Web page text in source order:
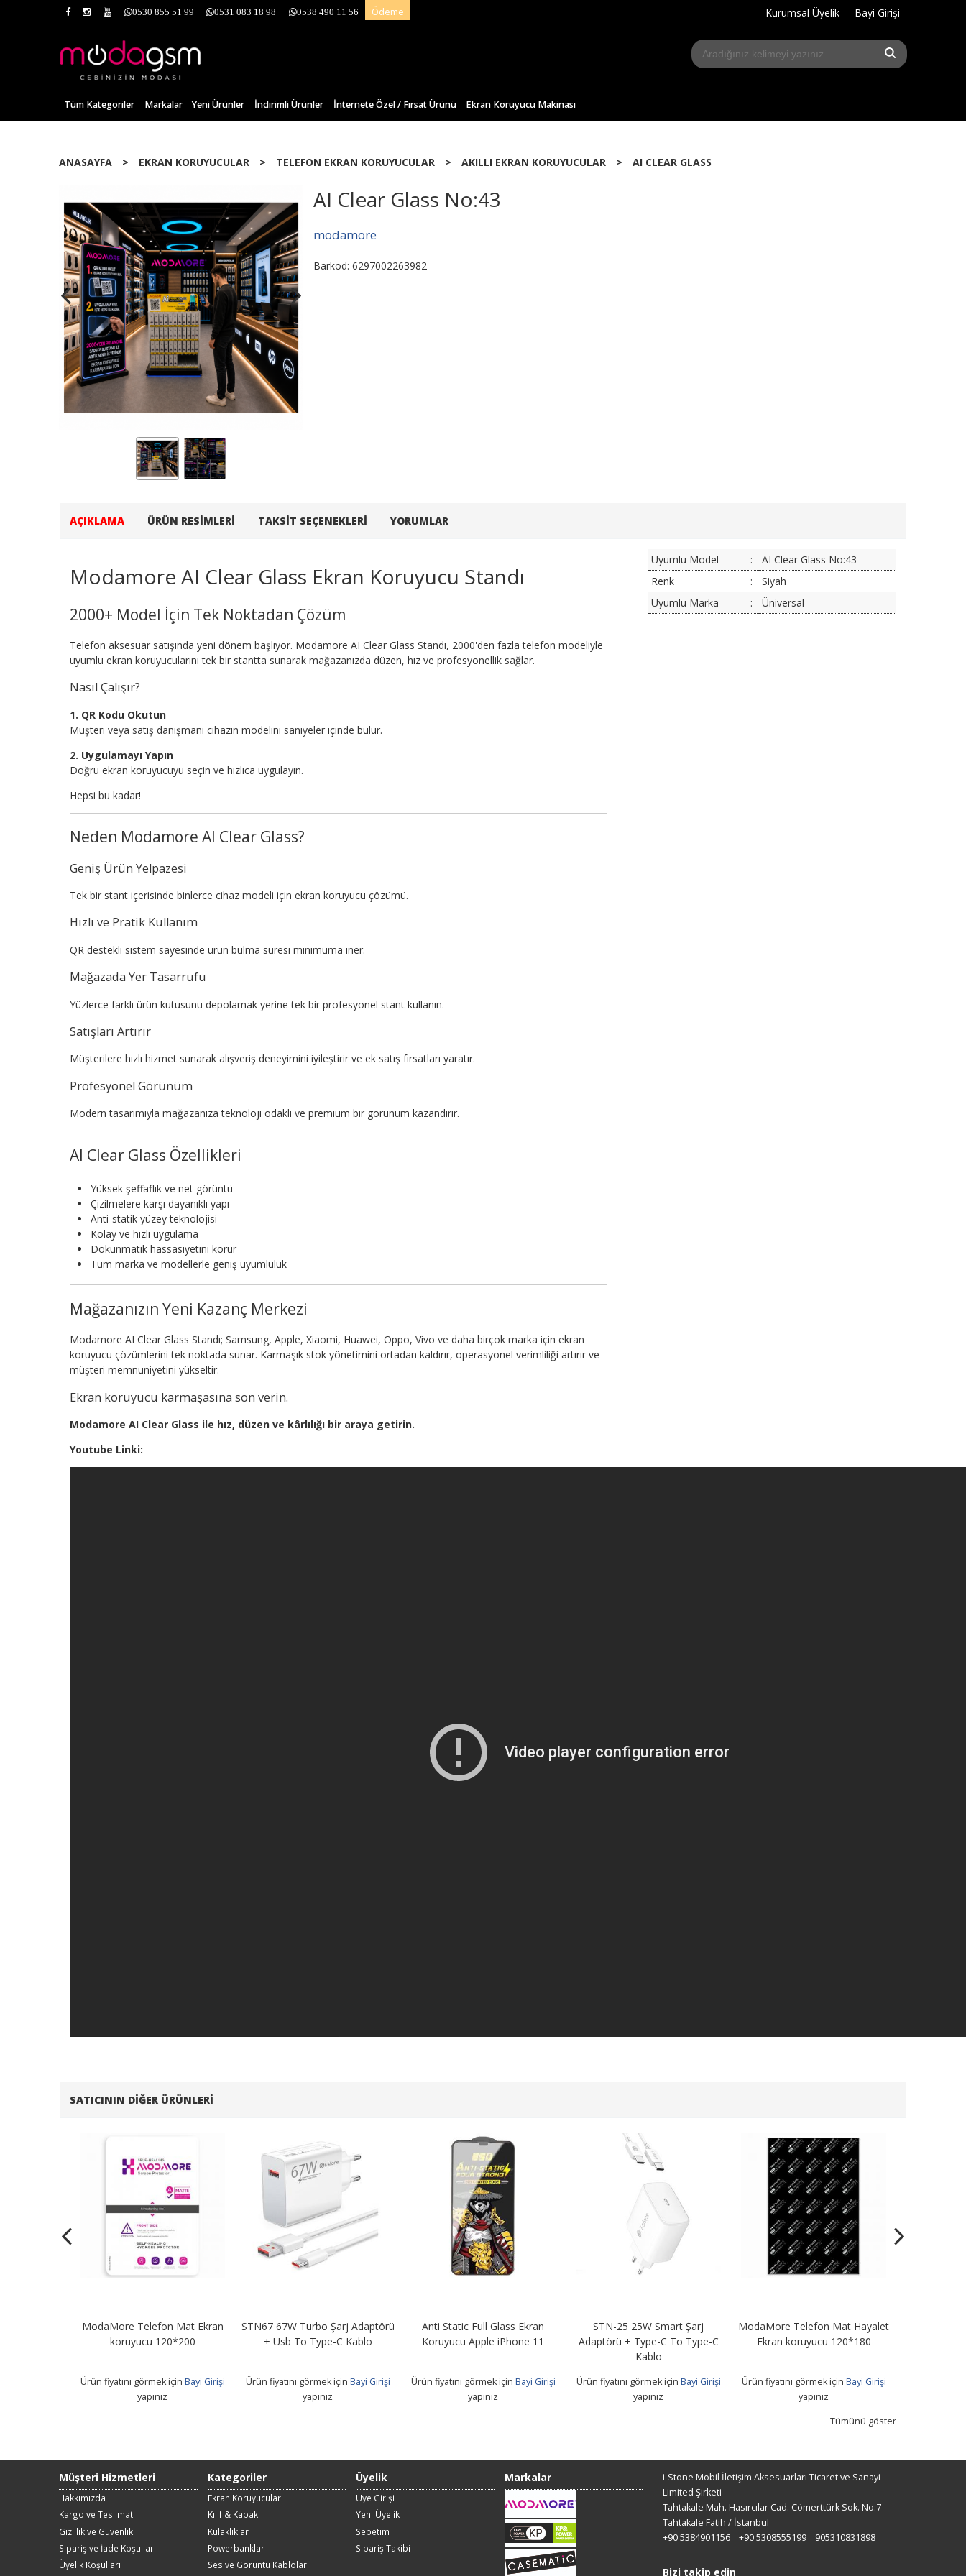
0530 855 51 99 0531 083 18 98 0538 490 11 56 Ödeme Kurumsal Üyelik Bayi Girişi
Tüm Kategoriler Markalar Yeni Ürünler İndirimli Ürünler İnternete Özel / Fırsat Ürünü Ekran Koruyucu Makinası
ANASAYFA > EKRAN KORUYUCULAR > TELEFON EKRAN KORUYUCULAR > AKILLI EKRAN KORUYUCULAR > AI CLEAR GLASS
AI Clear Glass No:43
modamore
Barkod: 6297002263982
AÇIKLAMA ÜRÜN RESIMLERI TAKSIT SEÇENEKLERI YORUMLAR
Modamore AI Clear Glass Ekran Koruyucu Standı
2000+ Model İçin Tek Noktadan Çözüm
Telefon aksesuar satışında yeni dönem başlıyor. Modamore AI Clear Glass Standı, 2000'den fazla telefon modeliyle
uyumlu ekran koruyucularını tek bir stantta sunarak mağazanızda düzen, hız ve profesyonellik sağlar.
Nasıl Çalışır?
1. QR Kodu Okutun
Müşteri veya satış danışmanı cihazın modelini saniyeler içinde bulur.
2. Uygulamayı Yapın
Doğru ekran koruyucuyu seçin ve hızlıca uygulayın.
Hepsi bu kadar!
Neden Modamore AI Clear Glass?
Geniş Ürün Yelpazesi
Tek bir stant içerisinde binlerce cihaz modeli için ekran koruyucu çözümü.
Hızlı ve Pratik Kullanım
QR destekli sistem sayesinde ürün bulma süresi minimuma iner.
Mağazada Yer Tasarrufu
Yüzlerce farklı ürün kutusunu depolamak yerine tek bir profesyonel stant kullanın.
Satışları Artırır
Müşterilere hızlı hizmet sunarak alışveriş deneyimini iyileştirir ve ek satış fırsatları yaratır.
Profesyonel Görünüm
Modern tasarımıyla mağazanıza teknoloji odaklı ve premium bir görünüm kazandırır.
AI Clear Glass Özellikleri
Yüksek şeffaflık ve net görüntü
Çizilmelere karşı dayanıklı yapı
Anti-statik yüzey teknolojisi
Kolay ve hızlı uygulama
Dokunmatik hassasiyetini korur
Tüm marka ve modellerle geniş uyumluluk
Mağazanızın Yeni Kazanç Merkezi
Modamore AI Clear Glass Standı; Samsung, Apple, Xiaomi, Huawei, Oppo, Vivo ve daha birçok marka için ekran
koruyucu çözümlerini tek noktada sunar. Karmaşık stok yönetimini ortadan kaldırır, operasyonel verimliliği artırır ve
müşteri memnuniyetini yükseltir.
Ekran koruyucu karmaşasına son verin.
Modamore AI Clear Glass ile hız, düzen ve kârlılığı bir araya getirin.
Youtube Linki:
Uyumlu Model :
AI Clear Glass No:43
Renk
:
Siyah
Uyumlu Marka
: Üniversal
SATICININ DIĞER ÜRÜNLERI
ModaMore Telefon Mat Ekran
koruyucu 120*200
Ürün fiyatını görmek için Bayi Girişi
yapınız
STN67 67W Turbo Şarj Adaptörü
+ Usb To Type-C Kablo
Ürün fiyatını görmek için Bayi Girişi
yapınız
Anti Static Full Glass Ekran
Koruyucu Apple iPhone 11
Ürün fiyatını görmek için Bayi Girişi
yapınız
STN-25 25W Smart Şarj
Adaptörü + Type-C To Type-C
Kablo
Ürün fiyatını görmek için Bayi Girişi
yapınız
ModaMore Telefon Mat Hayalet
Ekran koruyucu 120*180
Ürün fiyatını görmek için Bayi Girişi
yapınız
Tümünü göster
Müşteri Hizmetleri
Hakkımızda
Kargo ve Teslimat
Gizlilik ve Güvenlik
Sipariş ve İade Koşulları
Üyelik Koşulları
Kategoriler
Ekran Koruyucular
Kılıf & Kapak
Kulaklıklar
Powerbanklar
Ses ve Görüntü Kabloları
Üyelik
Üye Girişi
Yeni Üyelik
Sepetim
Sipariş Takibi
Markalar
i-Stone Mobil İletişim Aksesuarları Ticaret ve Sanayi
Limited Şirketi
Tahtakale Mah. Hasırcılar Cad. Cömerttürk Sok. No:7
Tahtakale Fatih / İstanbul
+90 5384901156
+90 5308555199 905310831898
Bizi takip edin